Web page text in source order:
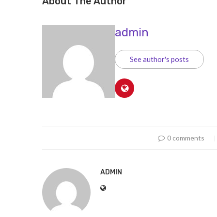
admin
See author's posts
0 comments
ADMIN